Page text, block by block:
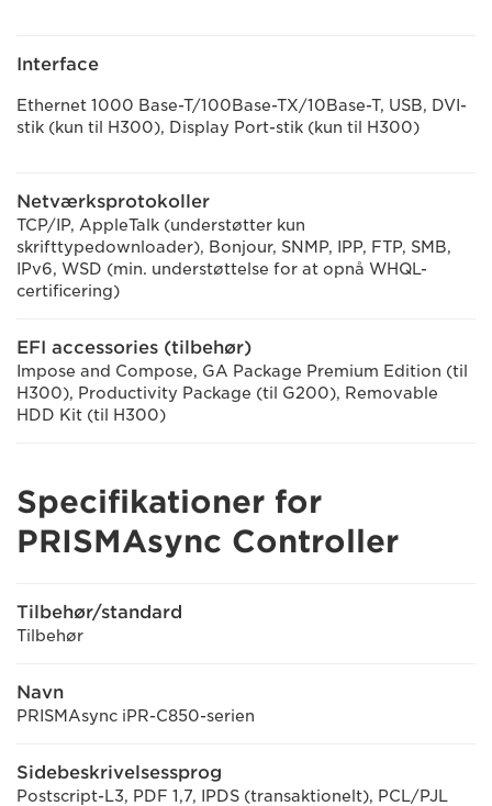
Interface
Ethernet 1000 Base-T/100Base-TX/10Base-T, USB, DVI-
stik (kun til H300), Display Port-stik (kun til H300)
Netværksprotokoller
TCP/IP, AppleTalk (understøtter kun
skrifttypedownloader), Bonjour, SNMP, IPP, FTP, SMB,
IPv6, WSD (min. understøttelse for at opnå WHQL-
certificering)
EFI accessories (tilbehør)
Impose and Compose, GA Package Premium Edition (til
H300), Productivity Package (til G200), Removable
HDD Kit (til H300)
Specifikationer for
PRISMAsync Controller
Tilbehør/standard
Tilbehør
Navn
PRISMAsync iPR-C850-serien
Sidebeskrivelsessprog
Postscript-L3, PDF 1,7, IPDS (transaktionelt), PCL/PJL